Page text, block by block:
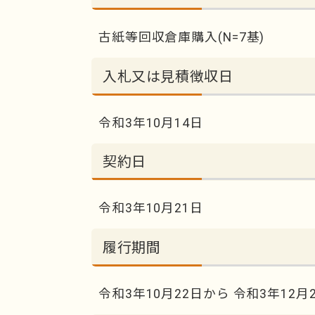
古紙等回収倉庫購入(N=7基)
入札又は見積徴収日
令和3年10月14日
契約日
令和3年10月21日
履行期間
令和3年10月22日から 令和3年12月